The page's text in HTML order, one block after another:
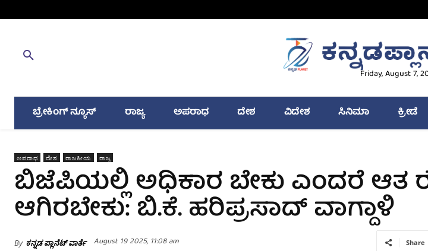
Friday, August 7,
ಬ್ರೇಕಿಂಗ್ ನ್ಯೂಸ್ ರಾಜ್ಯ ಅಪರಾಧ ದೇಶ ವಿದೇಶ ಸಿನಿಮಾ ಕ್ರೀಡೆ
ಅಪರಾಧ ದೇಶ ರಾಜಕೀಯ ರಾಜ್ಯ
ಬಿಜೆಪಿಯಲ್ಲಿ ಅಧಿಕಾರ ಬೇಕು ಎಂದರೆ ಆತ
ಆಗಿರಬೇಕು: ಬಿ.ಕೆ. ಹರಿಪ್ರಸಾದ್‌ ವಾಗ್ದಾಳಿ
By ಕನ್ನಡ ಪ್ಲಾನೆಟ್ ವಾರ್ತೆ August 19 2025, 11:08 am Share